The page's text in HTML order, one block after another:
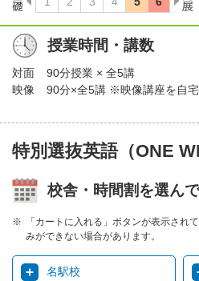
授業時間・講数
対面
90分授業 × 全5講
映像
90分×全5講 ※映像講座を自
特別選抜英語（ONE
校舎・時間割を選ん
「カートに入れる」ボタンが表示され
みができない場合があります。
名駅校